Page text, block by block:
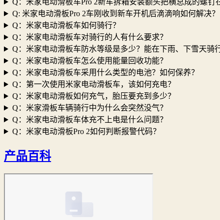
Q：米家电动滑板车Pro 2新车拆箱安装额头把横总成的螺钉
Q: 米家电动滑板Pro 2车刚收到新车开机后滴滴响如何解决？
Q：米家电动滑板车如何骑行？
Q：米家电动滑板车对骑行的人有什么要求？
Q：米家电动滑板车防水等级是多少？能在下雨、下雪天骑
Q：米家电动滑板车怎么使用能量回收功能？
Q：米家电动滑板车采用什么类型的电池？如何保养？
Q：第一次使用米家电动滑板车，该如何充电？
Q：米家电动滑板如何充气，胎压要充到多少？
Q：米家滑板车辆骑行中为什么会突然没气？
Q：米家电动滑板车体充不上电是什么问题？
Q：米家电动滑板Pro 2如何判断报警代码？
产品百科